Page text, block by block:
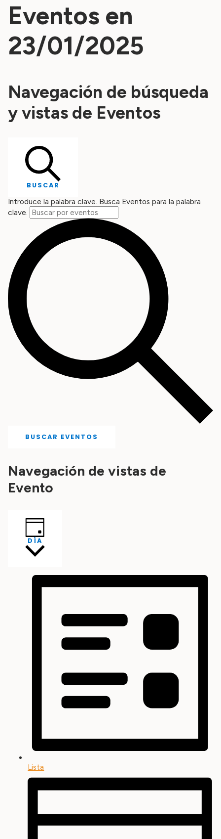
Eventos en
23/01/2025
Navegación de búsqueda
y vistas de Eventos
BUSCAR
Introduce la palabra clave. Busca Eventos para la palabra
clave.
BUSCAR EVENTOS
Navegación de vistas de
Evento
DÍA
Lista